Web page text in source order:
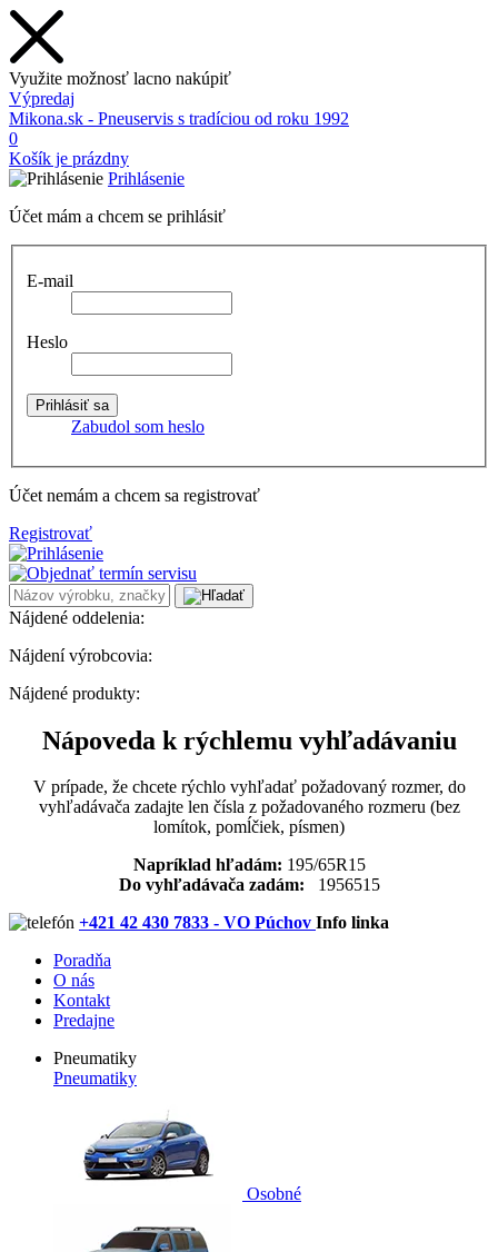
Využite možnosť lacno nakúpiť
Výpredaj
Mikona.sk - Pneuservis s tradíciou od roku 1992
0
Košík je prázdny
Prihlásenie
Účet mám a chcem se prihlásiť
E-mail
Heslo
Zabudol som heslo
Účet nemám a chcem sa registrovať
Registrovať
Nájdené oddelenia:
Nájdení výrobcovia:
Nájdené produkty:
Nápoveda k rýchlemu vyhľadávaniu
V prípade, že chcete rýchlo vyhľadať požadovaný rozmer, do
vyhľadávača zadajte len čísla z požadovaného rozmeru (bez
lomítok, pomĺčiek, písmen)
Napríklad hľadám: 195/65R15
Do vyhľadávača zadám: 1956515
+421 42 430 7833 - VO Púchov Info linka
Poradňa
O nás
Kontakt
Predajne
Pneumatiky
Pneumatiky
Osobné